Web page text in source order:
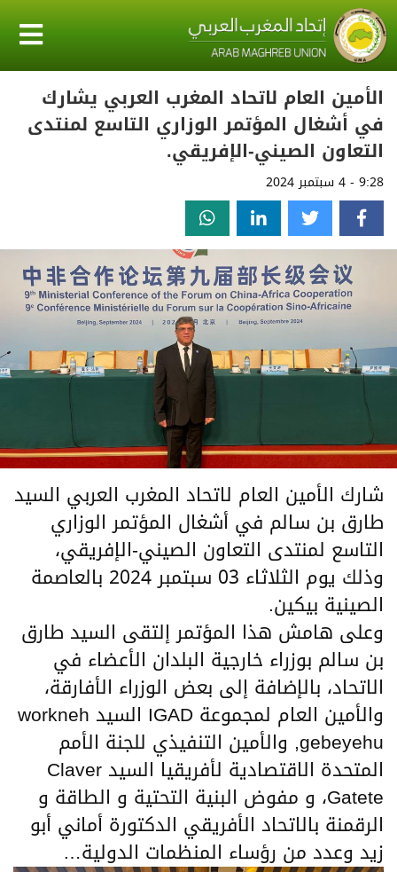
الأمين العام لاتحاد المغرب العربي يشارك
في أشغال المؤتمر الوزاري التاسع لمنتدى
التعاون الصيني-الإفريقي.
9:28 - 4 سبتمبر 2024
شارك الأمين العام لاتحاد المغرب العربي السيد
طارق بن سالم في أشغال المؤتمر الوزاري
التاسع لمنتدى التعاون الصيني-الإفريقي،
وذلك يوم الثلاثاء 03 سبتمبر 2024 بالعاصمة
الصينية بيكين.
‏‎وعلى هامش هذا المؤتمر إلتقى السيد طارق
بن سالم بوزراء خارجية البلدان الأعضاء في
الاتحاد، بالإضافة إلى بعض الوزراء الأفارقة،
والأمين العام لمجموعة IGAD السيد workneh
gebeyehu, والأمين التنفيذي للجنة الأمم
المتحدة الاقتصادية لأفريقيا السيد Claver
Gatete، و مفوض البنية التحتية و الطاقة و
الرقمنة بالاتحاد الأفريقي الدكتورة أماني أبو
زيد وعدد من رؤساء المنظمات الدولية…